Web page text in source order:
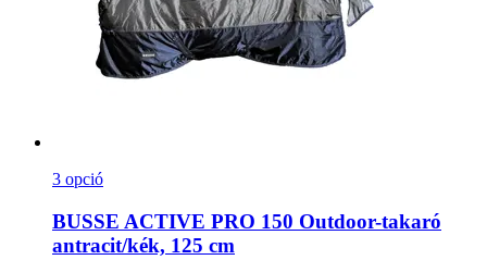
3 opció
BUSSE ACTIVE PRO 150 Outdoor-​takaró
antracit/kék, 125 cm